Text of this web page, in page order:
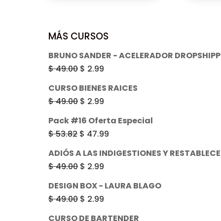
MÁS CURSOS
BRUNO SANDER - ACELERADOR
$49.00 El
original
era:
$ 49.00.
$ 2.99
$ 2.99.
CURSO BIENES RAICES
$49.00 El
precio
original
era:
$ 49.00.
$ 2.99
actual
$ 2.99.
Pack #16 Oferta Especial
$53.82 El
original
era:
$ 53.82.
$ 47.99
$ 47.99.
ADIÓS A LAS INDIGESTIONES Y
$49.00 El
original
era:
$ 2.99
DESIGN BOX - LAURA BLAGO
$49.00 El
$ 2.99
CURSO DE BARTENDER